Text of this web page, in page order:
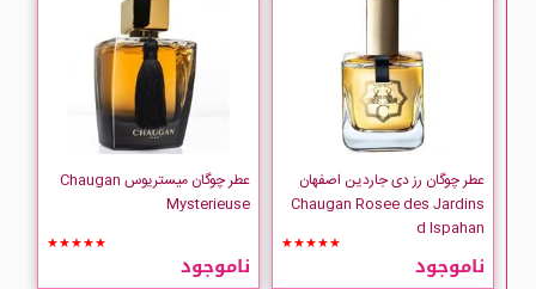
فقط نمایش کالاهای موجود
عطر چوگان رز دی جاردین اصفهان
Chaugan Rosee des Jardins
d Ispahan
★★★★★
ناموجود
عطر چوگان میستریوس Chaugan
Mysterieuse
★★★★★
ناموجود